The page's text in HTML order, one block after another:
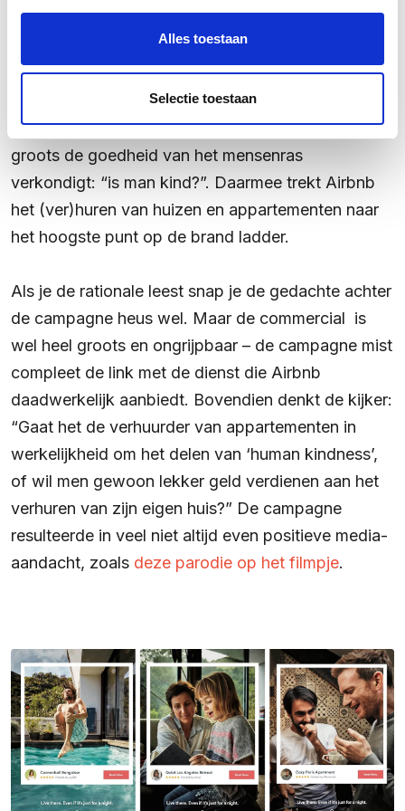
Alles toestaan
Selectie toestaan
bijbehorende commercial. In het filmpje zien
we een baby’tje, in zijn nieuwsgierigheid en
onschuld de aankomende generatie
representerend, dat in slow motion richting
een raam loopt. We horen een vrouwenstem die
groots de goedheid van het mensenras
verkondigt: “is man kind?”. Daarmee trekt Airbnb
het (ver)huren van huizen en appartementen naar
het hoogste punt op de brand ladder.
Als je de rationale leest snap je de gedachte achter
de campagne heus wel. Maar de commercial is
wel heel groots en ongrijpbaar – de campagne mist
compleet de link met de dienst die Airbnb
daadwerkelijk aanbiedt. Bovendien denkt de kijker:
“Gaat het de verhuurder van appartementen in
werkelijkheid om het delen van ‘human kindness’,
of wil men gewoon lekker geld verdienen aan het
verhuren van zijn eigen huis?” De campagne
resulteerde in veel niet altijd even positieve media-
aandacht, zoals deze parodie op het filmpje.